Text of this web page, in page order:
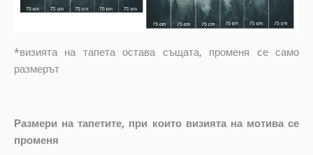
*визията на тапета остава същата, променя се само
размерът
Размери на тапетите, при които визията на мотива се
променя